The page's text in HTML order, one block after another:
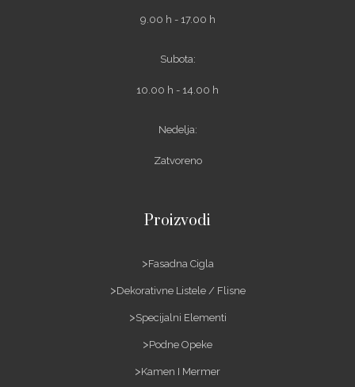
9.00 h - 17.00 h
Subota:
10.00 h - 14.00 h
Nedelja:
Zatvoreno
Proizvodi
Fasadna Cigla
Dekorativne Listele / Flisne
Specijalni Elementi
Podne Opeke
Kamen I Mermer